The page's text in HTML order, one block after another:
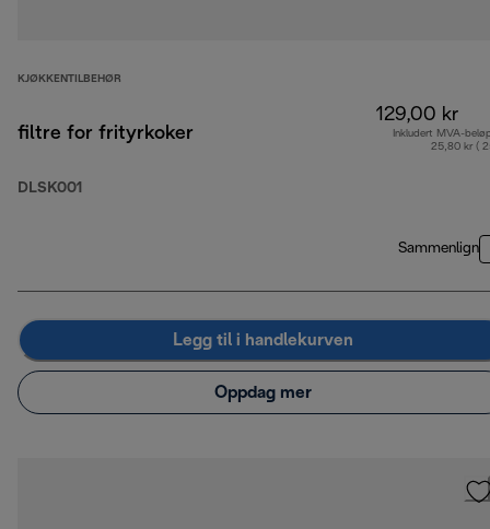
KJØKKENTILBEHØR
filtre for frityrkoker
DLSK001
129,00 kr
Inkludert MVA-
25,80 kr (
Sammenlign
Legg til i handlekurven
Oppdag mer